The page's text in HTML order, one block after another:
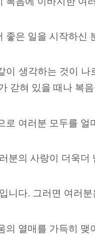
좋은 일을 시작하신
이 생각하는 것이
갇혀 있을 때나 복
로 여러분 모두를
분의 사랑이 더욱
니다. 그러면 여러
의 열매를 가득히